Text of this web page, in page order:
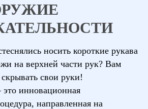
носить короткие рукава
на верхней части рук? Вам
свои руки!
это инновационная
направленная на